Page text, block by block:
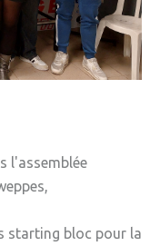
l'assemblée
starting bloc pour la